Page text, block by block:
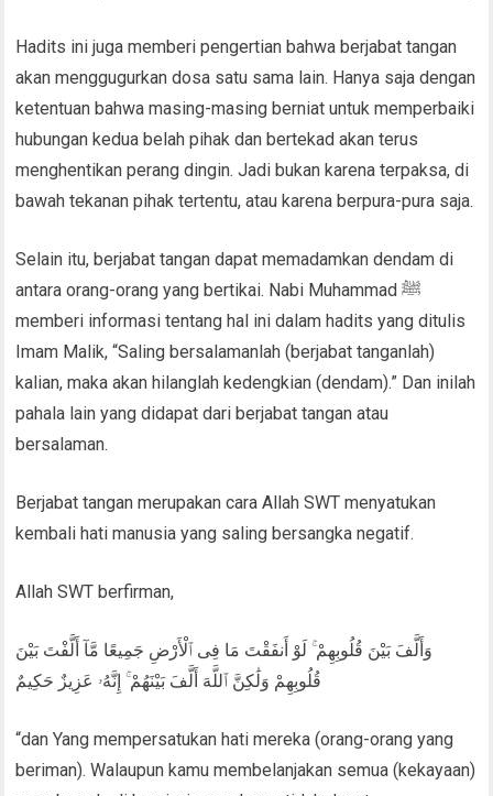
Hadits ini juga memberi pengertian bahwa berjabat tangan
akan menggugurkan dosa satu sama lain. Hanya saja dengan
ketentuan bahwa masing-masing berniat untuk memperbaiki
hubungan kedua belah pihak dan bertekad akan terus
menghentikan perang dingin. Jadi bukan karena terpaksa, di
bawah tekanan pihak tertentu, atau karena berpura-pura saja.
Selain itu, berjabat tangan dapat memadamkan dendam di
antara orang-orang yang bertikai. Nabi Muhammad ﷺ
memberi informasi tentang hal ini dalam hadits yang ditulis
Imam Malik, “Saling bersalamanlah (berjabat tanganlah)
kalian, maka akan hilanglah kedengkian (dendam).” Dan inilah
pahala lain yang didapat dari berjabat tangan atau
bersalaman.
Berjabat tangan merupakan cara Allah SWT menyatukan
kembali hati manusia yang saling bersangka negatif.
Allah SWT berfirman,
وَأَلَّفَ بَيْنَ قُلُوبِهِمْ ۚ لَوْ أَنفَقْتَ مَا فِى ٱلْأَرْضِ جَمِيعًا مَّآ أَلَّفْتَ بَيْنَ
قُلُوبِهِمْ وَلَٰكِنَّ ٱللَّهَ أَلَّفَ بَيْنَهُمْ ۚ إِنَّهُۥ عَزِيزٌ حَكِيمٌ
“dan Yang mempersatukan hati mereka (orang-orang yang
beriman). Walaupun kamu membelanjakan semua (kekayaan)